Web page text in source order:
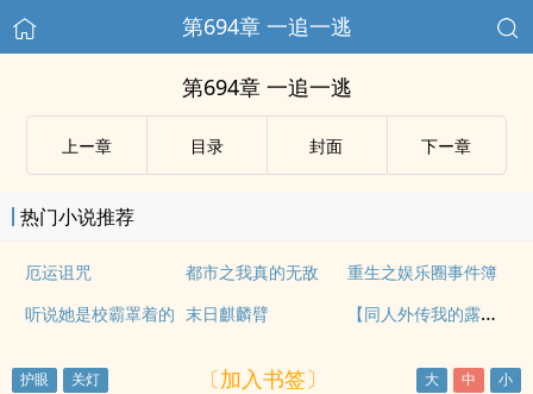
第694章 一追一逃
第694章 一追一逃
上ー章 目录 封面 下ー章
热门小说推荐
厄运诅咒 都市之我真的无敌
重生之娱乐圈事件簿
听说她是校霸罩着的 末日麒麟臂 【同人外传我的露出】（下）
〔加入书签〕